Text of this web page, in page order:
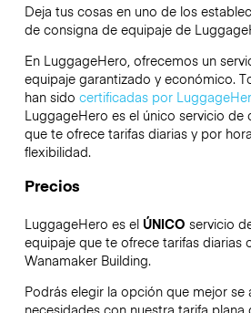
Deja tus cosas en uno de los
de consigna de equipaje de
En LuggageHero, ofrecemos un
equipaje garantizado y económico.
han sido certificadas por
LuggageHero es el único servicio de
que te ofrece tarifas diarias y por
flexibilidad.
Precios
LuggageHero es el ÚNICO servicio
equipaje que te ofrece tarifas diarias
Wanamaker Building.
Podrás elegir la opción que mejor se
necesidades con nuestra tarifa plana